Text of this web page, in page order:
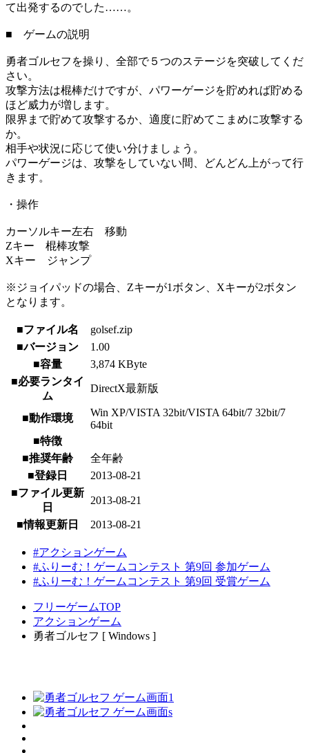
て出発するのでした……。
■ ゲームの説明
勇者ゴルセフを操り、全部で５つのステージを突破してくだ
さい。
攻撃方法は棍棒だけですが、パワーゲージを貯めれば貯める
ほど威力が増します。
限界まで貯めて攻撃するか、適度に貯めてこまめに攻撃する
か。
相手や状況に応じて使い分けましょう。
パワーゲージは、攻撃をしていない間、どんどん上がって行
きます。
・操作
カーソルキー左右 移動
Zキー 棍棒攻撃
Xキー ジャンプ
※ジョイパッドの場合、Zキーが1ボタン、Xキーが2ボタン
となります。
■ファイル名
golsef.zip
■バージョン
1.00
■容量
3,874 KByte
■必要ランタイ
ム
DirectX最新版
■動作環境
Win XP/VISTA 32bit/VISTA 64bit/7 32bit/7
64bit
■特徴
■推奨年齢
全年齢
■登録日
2013-08-21
■ファイル更新
日
2013-08-21
■情報更新日 2013-08-21
#アクションゲーム
#ふりーむ！ゲームコンテスト 第9回 参加ゲーム
#ふりーむ！ゲームコンテスト 第9回 受賞ゲーム
フリーゲームTOP
アクションゲーム
勇者ゴルセフ [ Windows ]